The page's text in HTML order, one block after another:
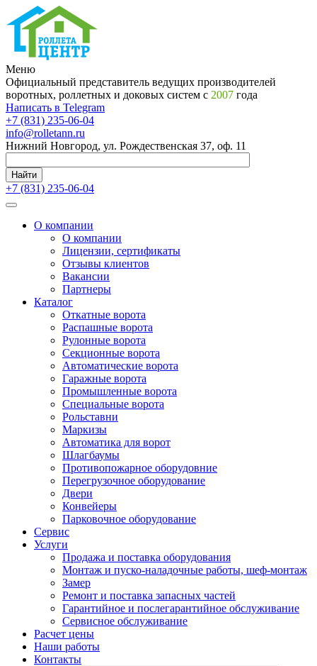
Меню
Официальный представитель ведущих производителей
воротных, роллетных и доковых систем с 2007 года
Написать в Telegram
+7 (831) 235-06-04
info@rolletann.ru
Нижний Новгород, ул. Рождественская 37, оф. 11
Найти
+7 (831) 235-06-04
О компании
О компании
Лицензии, сертификаты
Отзывы клиентов
Вакансии
Партнеры
Каталог
Откатные ворота
Распашные ворота
Рулонные ворота
Секционные ворота
Автоматические ворота
Гаражные ворота
Промышленные ворота
Специальные ворота
Рольставни
Маркизы
Автоматика для ворот
Шлагбаумы
Противопожарное оборудовние
Перегрузочное оборудование
Двери
Конвейеры
Парковочное оборудование
Сервис
Услуги
Продажа и поставка оборудования
Монтаж и пуско-наладочные работы, шеф-монтаж
Замер
Ремонт и поставка запасных частей
Гарантийное и послегарантийное обслуживание
Сервисное обслуживание
Расчет цены
Наши работы
Контакты